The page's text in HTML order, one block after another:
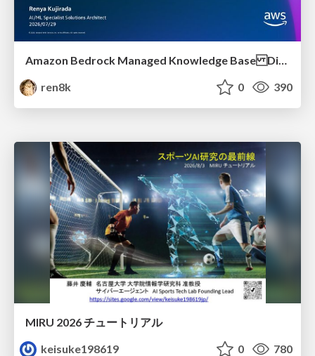
Amazon Bedrock Managed Knowledge Base Dive Deep
ren8k
0 390
MIRU 2026 チュートリアル
keisuke198619
0 780